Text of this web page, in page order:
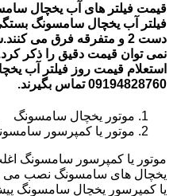
قیمت فیلتر های آب یخچال
فیلتر آب یخچال سامسونگ
دست 2 و متفرقه فرق می
نمی توان قیمت دقیق را ذکر
استعلام قیمت روز فیلتر آب
09194828760 تماس بگیرند.
موتور یخچال سامسونگ
موتور یا کمپرسور
موتور یا کمپرسور سامسونگ
یخچال های سامسونگ نصب می
یا کمپرسور یخچال سامسونگ